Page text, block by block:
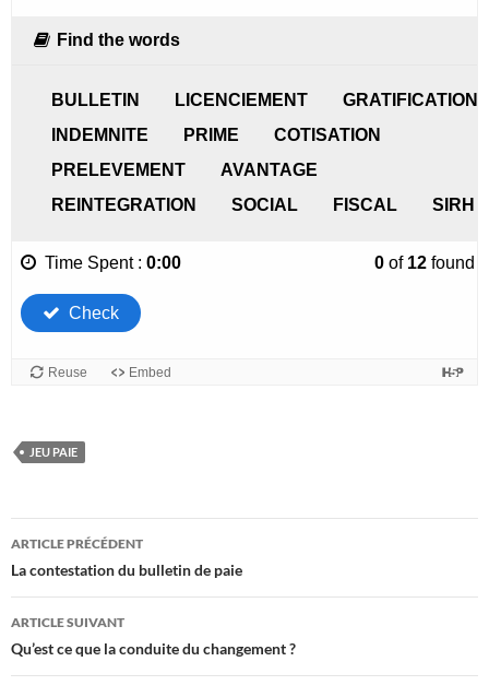
JEU PAIE
Navigation
des
articles
ARTICLE PRÉCÉDENT
La contestation du bulletin de paie
ARTICLE SUIVANT
Qu’est ce que la conduite du changement ?